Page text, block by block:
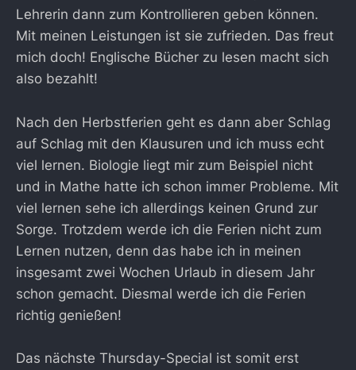
Lehrerin dann zum Kontrollieren geben können.
Mit meinen Leistungen ist sie zufrieden. Das freut
mich doch! Englische Bücher zu lesen macht sich
also bezahlt!
Nach den Herbstferien geht es dann aber Schlag
auf Schlag mit den Klausuren und ich muss echt
viel lernen. Biologie liegt mir zum Beispiel nicht
und in Mathe hatte ich schon immer Probleme. Mit
viel lernen sehe ich allerdings keinen Grund zur
Sorge. Trotzdem werde ich die Ferien nicht zum
Lernen nutzen, denn das habe ich in meinen
insgesamt zwei Wochen Urlaub in diesem Jahr
schon gemacht. Diesmal werde ich die Ferien
richtig genießen!
Das nächste Thursday-Special ist somit erst